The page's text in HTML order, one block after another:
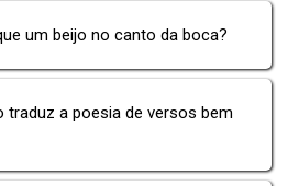
um beijo no canto da boca?
traduz a poesia de versos bem